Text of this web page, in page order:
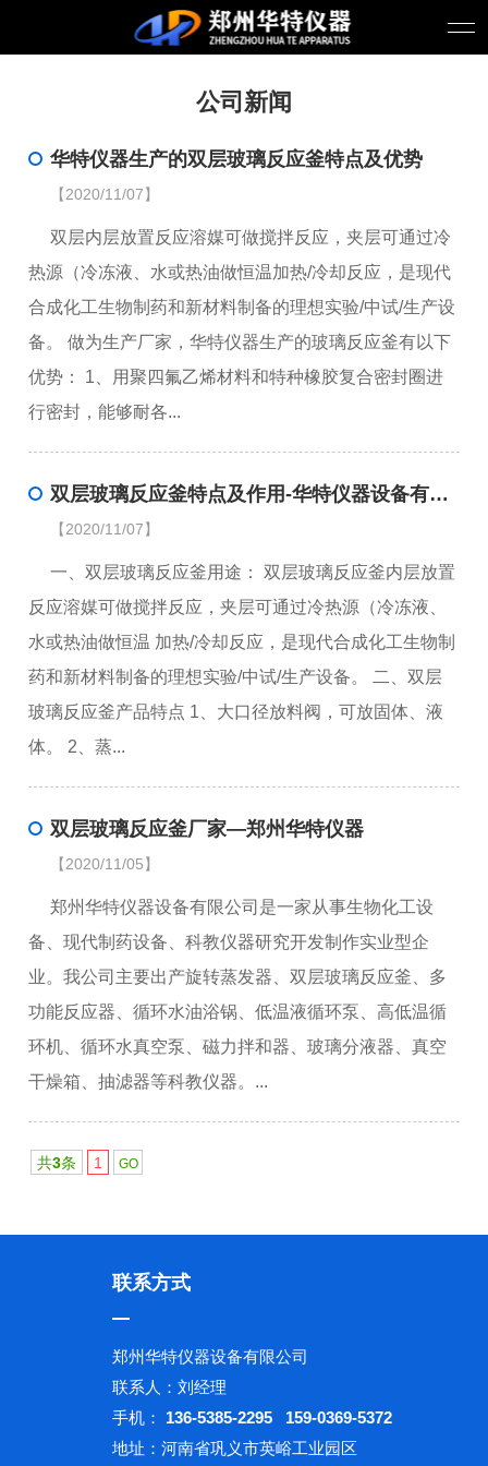
公司新闻
华特仪器生产的双层玻璃反应釜特点及优势
【2020/11/07】
双层内层放置反应溶媒可做搅拌反应，夹层可通过冷
热源（冷冻液、水或热油做恒温加热/冷却反应，是现代
合成化工生物制药和新材料制备的理想实验/中试/生产设
备。 做为生产厂家，华特仪器生产的玻璃反应釜有以下
优势： 1、用聚四氟乙烯材料和特种橡胶复合密封圈进
行密封，能够耐各...
双层玻璃反应釜特点及作用-华特仪器设备有限公司
【2020/11/07】
一、双层玻璃反应釜用途： 双层玻璃反应釜内层放置
反应溶媒可做搅拌反应，夹层可通过冷热源（冷冻液、
水或热油做恒温 加热/冷却反应，是现代合成化工生物制
药和新材料制备的理想实验/中试/生产设备。 二、双层
玻璃反应釜产品特点 1、大口径放料阀，可放固体、液
体。 2、蒸...
双层玻璃反应釜厂家—郑州华特仪器
【2020/11/05】
郑州华特仪器设备有限公司是一家从事生物化工设
备、现代制药设备、科教仪器研究开发制作实业型企
业。我公司主要出产旋转蒸发器、双层玻璃反应釜、多
功能反应器、循环水油浴锅、低温液循环泵、高低温循
环机、循环水真空泵、磁力拌和器、玻璃分液器、真空
干燥箱、抽滤器等科教仪器。...
共3条 1
联系方式
郑州华特仪器设备有限公司
联系人：刘经理
手机： 136-5385-2295 159-0369-5372
地址：河南省巩义市英峪工业园区